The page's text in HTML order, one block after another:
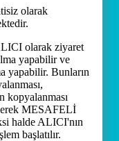
olarak
olarak ziyaret
yapabilir ve
yapabilir. Bunların
kopyalanması
MESAFELİ
halde ALICI'nın
başlatılır.